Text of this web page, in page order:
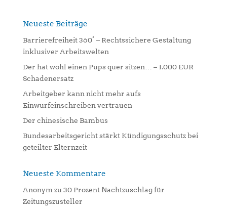
n
v
e
:
Neueste Beiträge
Barrierefreiheit 360° – Rechtssichere Gestaltung
inklusiver Arbeitswelten
Der hat wohl einen Pups quer sitzen… – 1.000 EUR
Schadenersatz
Arbeitgeber kann nicht mehr aufs
Einwurfeinschreiben vertrauen
Der chinesische Bambus
Bundesarbeitsgericht stärkt Kündigungsschutz bei
geteilter Elternzeit
Neueste Kommentare
Anonym zu 30 Prozent Nachtzuschlag für
Zeitungszusteller